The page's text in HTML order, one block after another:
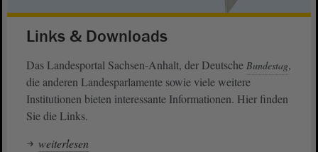
Links & Downloads
Das Landesportal Sachsen-Anhalt, der Deutsche Bundestag,
die anderen Landesparlamente sowie viele weitere
Institutionen bieten interessante Informationen. Hier finden
Sie die Links.
weiterlesen